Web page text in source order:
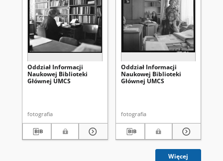
Oddział Informacji
Naukowej Biblioteki
Głównej UMCS
fotografia
Oddział Informacji
Naukowej Biblioteki
Głównej UMCS
fotografia
Więcej